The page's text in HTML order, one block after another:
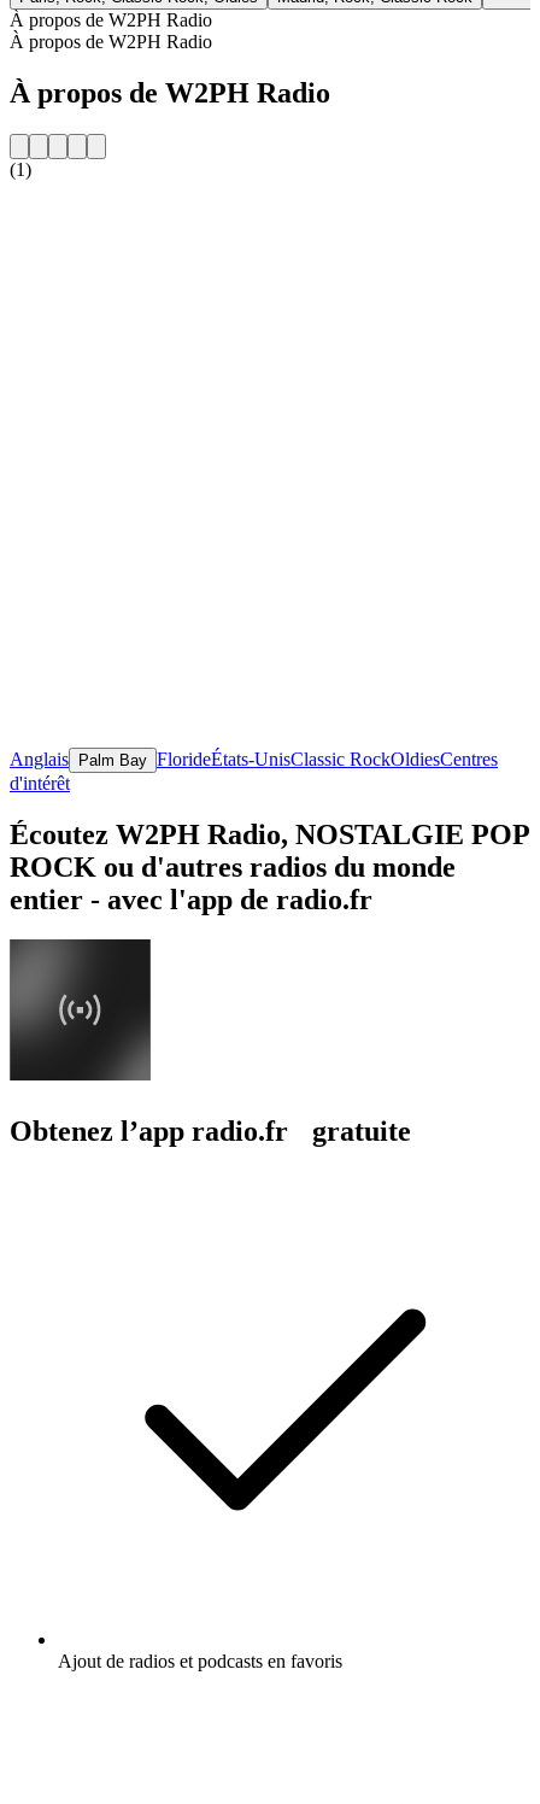
À propos de W2PH Radio
À propos de W2PH Radio
À propos de W2PH Radio
(1)
Anglais Palm Bay FlorideÉtats-UnisClassic RockOldiesCentres
d'intérêt
Écoutez W2PH Radio, NOSTALGIE POP
ROCK ou d'autres radios du monde
entier - avec l'app de radio.fr
Obtenez l’app radio.fr gratuite
Ajout de radios et podcasts en favoris